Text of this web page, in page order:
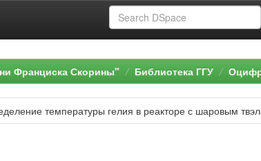
Франциска Скорины" Библиотека ГГУ
температуры гелия в реакторе с шаровым